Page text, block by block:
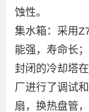
蚀性。
集水箱：采用
能强，寿命长；
封闭的冷却塔
厂进行了调试
扇，换热盘管